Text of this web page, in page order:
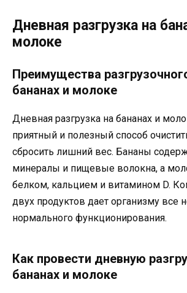
Дневная разгрузка на
молоке
Преимущества
бананах и молоке
Дневная разгрузка на бананах и
приятный и полезный способ
сбросить лишний вес. Бананы
минералы и пищевые волокна, а
белком, кальцием и витамином D.
двух продуктов дает организму все
нормального функционирования.
Как провести дневную
бананах и молоке